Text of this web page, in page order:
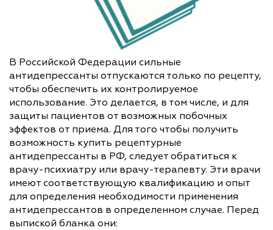
В Российской Федерации сильные
антидепрессанты отпускаются только по рецепту,
чтобы обеспечить их контролируемое
использование. Это делается, в том числе, и для
защиты пациентов от возможных побочных
эффектов от приема. Для того чтобы получить
возможность купить рецептурные
антидепрессанты в РФ, следует обратиться к
врачу-психиатру или врачу-терапевту. Эти врачи
имеют соответствующую квалификацию и опыт
для определения необходимости применения
антидепрессантов в определенном случае. Перед
выпиской бланка они: